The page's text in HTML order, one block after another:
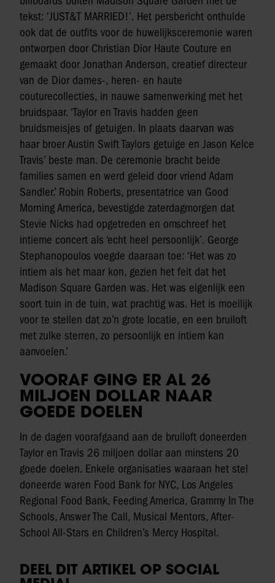
tekst: ‘JUST&T MARRIED!’. Het persbericht onthulde
ook dat de outfits voor de huwelijksceremonie waren
ontworpen door Christian Dior Haute Couture en
gemaakt door Jonathan Anderson, creatief directeur
van de Dior dames-, heren- en haute
couturecollecties, in nauwe samenwerking met het
bruidspaar. ‘Taylor en Travis hadden geen
bruidsmeisjes of getuigen. In plaats daarvan was
haar broer Austin Swift Taylors getuige en Jason Kelce
Travis’ beste man. De ceremonie bracht beide
families samen en werd geleid door vriend Adam
Sandler.’ Robin Roberts, presentatrice van Good
Morning America, bevestigde zaterdagmorgen dat
Stevie Nicks had opgetreden en omschreef het
intieme concert als ‘echt heel persoonlijk’. George
Stephanopoulos voegde daaraan toe: ‘Het was zo
intiem als het maar kon, gezien het feit dat het
Madison Square Garden was. Het was eigenlijk een
soort tuin in de tuin, wat prachtig was. Het is moeilijk
voor te stellen dat zo’n grote locatie, en een bruiloft
met zulke sterren, zo persoonlijk en intiem kan
aanvoelen.’
VOORAF GING ER AL 26
MILJOEN DOLLAR NAAR
GOEDE DOELEN
In de dagen voorafgaand aan de bruiloft doneerden
Taylor en Travis 26 miljoen dollar aan minstens 20
goede doelen. Enkele organisaties waaraan het stel
doneerde waren Food Bank for NYC, Los Angeles
Regional Food Bank, Feeding America, Grammy In The
Schools, Answer The Call, Musical Mentors, After-
School All-Stars en Children’s Mercy Hospital.
DEEL DIT ARTIKEL OP SOCIAL